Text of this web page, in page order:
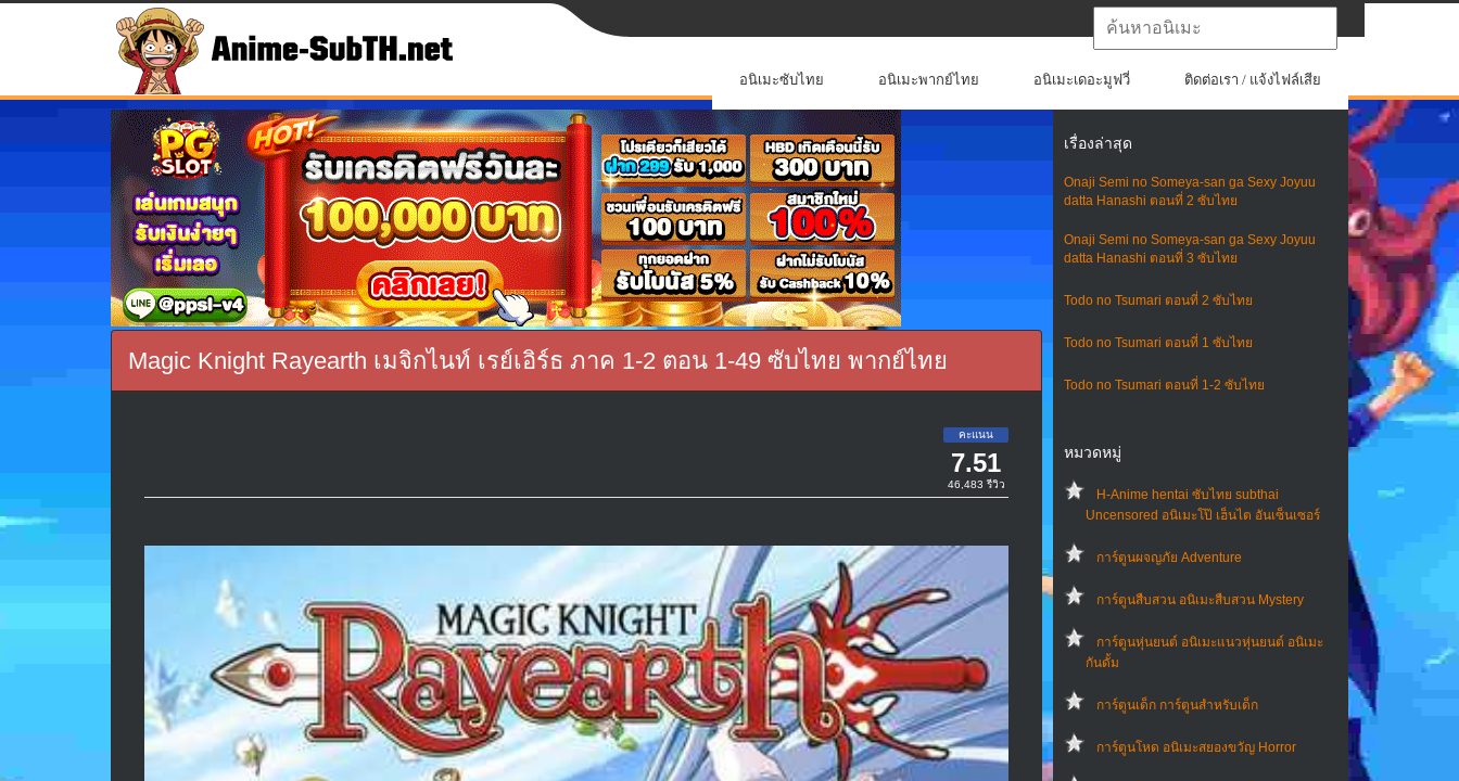
อนิเมะซับไทย อนิเมะพากย์ไทย อนิเมะเดอะมูฟวี่ ติดต่อเรา / แจ้งไฟล์เสีย
เรื่องล่าสุด
Onaji Semi no Someya-san ga Sexy Joyuu
datta Hanashi ตอนที่ 2 ซับไทย
Onaji Semi no Someya-san ga Sexy Joyuu
datta Hanashi ตอนที่ 3 ซับไทย
Todo no Tsumari ตอนที่ 2 ซับไทย
Todo no Tsumari ตอนที่ 1 ซับไทย
Todo no Tsumari ตอนที่ 1-2 ซับไทย
หมวดหมู่
H-Anime hentai ซับไทย subthai
Uncensored อนิเมะโป๊ เฮ็นไต อันเซ็นเซอร์
การ์ตูนผจญภัย Adventure
การ์ตูนสืบสวน อนิเมะสืบสวน Mystery
การ์ตูนหุ่นยนต์ อนิเมะแนวหุ่นยนต์ อนิเมะ
กันดั้ม
การ์ตูนเด็ก การ์ตูนสำหรับเด็ก
การ์ตูนโหด อนิเมะสยองขวัญ Horror
Magic Knight Rayearth เมจิกไนท์ เรย์เอิร์ธ ภาค 1-2 ตอน 1-49 ซับไทย พากย์ไทย
7.51